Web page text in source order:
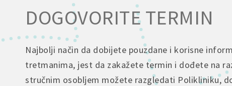
DOGOVORITE TERMIN
Najbolji način da dobijete pouzdane i korisne
tretmanima, jest da zakažete termin i dođete na
stručnim osobljem možete razgledati Polikliniku,